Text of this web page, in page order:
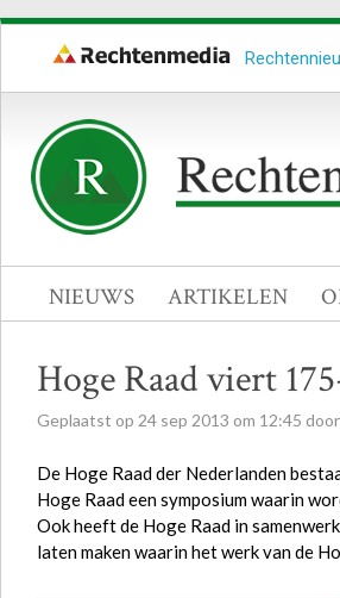
NIEUWS ARTIKELEN
Hoge Raad viert
Geplaatst op 24 sep 2013 om 12:45 door
De Hoge Raad der Nederlanden
Hoge Raad een symposium waarin
Ook heeft de Hoge Raad in
laten maken waarin het werk van de